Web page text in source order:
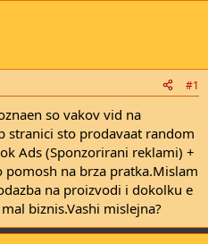
#1
so vakov vid na
stranici sto prodavaat random
Ads (Sponzorirani reklami) +
na brza pratka.Mislam
na proizvodi i dokolku e
biznis.Vashi mislejna?